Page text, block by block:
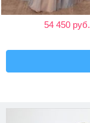
54 450 руб.